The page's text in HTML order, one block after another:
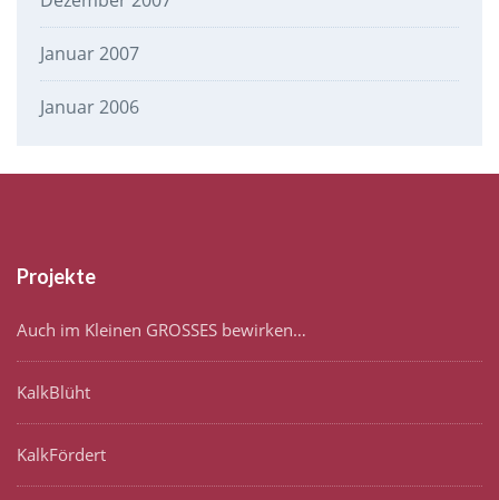
Januar 2007
Januar 2006
Projekte
Auch im Kleinen GROSSES bewirken…
KalkBlüht
KalkFördert